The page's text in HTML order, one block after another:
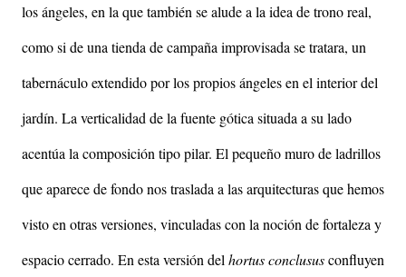
los ángeles, en la que también se alude a la idea de trono real,
como si de una tienda de campaña improvisada se tratara, un
tabernáculo extendido por los propios ángeles en el interior del
jardín. La verticalidad de la fuente gótica situada a su lado
acentúa la composición tipo pilar. El pequeño muro de ladrillos
que aparece de fondo nos traslada a las arquitecturas que hemos
visto en otras versiones, vinculadas con la noción de fortaleza y
espacio cerrado. En esta versión del hortus conclususconfluyen